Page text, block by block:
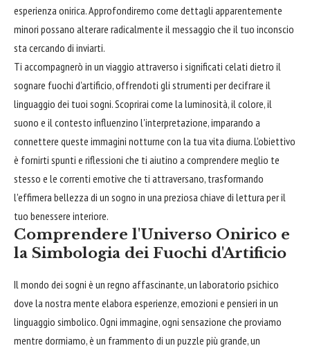
esperienza onirica. Approfondiremo come dettagli apparentemente
minori possano alterare radicalmente il messaggio che il tuo inconscio
sta cercando di inviarti.
Ti accompagnerò in un viaggio attraverso i significati celati dietro il
sognare fuochi d'artificio, offrendoti gli strumenti per decifrare il
linguaggio dei tuoi sogni. Scoprirai come la luminosità, il colore, il
suono e il contesto influenzino l'interpretazione, imparando a
connettere queste immagini notturne con la tua vita diurna. L'obiettivo
è fornirti spunti e riflessioni che ti aiutino a comprendere meglio te
stesso e le correnti emotive che ti attraversano, trasformando
l'effimera bellezza di un sogno in una preziosa chiave di lettura per il
tuo benessere interiore.
Comprendere l'Universo Onirico e
la Simbologia dei Fuochi d'Artificio
Il mondo dei sogni è un regno affascinante, un laboratorio psichico
dove la nostra mente elabora esperienze, emozioni e pensieri in un
linguaggio simbolico. Ogni immagine, ogni sensazione che proviamo
mentre dormiamo, è un frammento di un puzzle più grande, un